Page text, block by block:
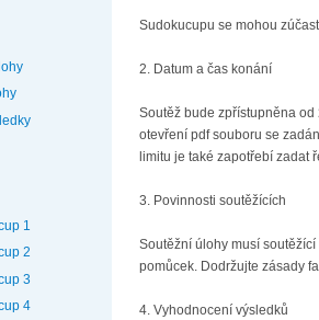
1
2
3
4
Sudokucupu se mohou
2. Datum a čas konání
Soutěž bude zpřístupněna od
otevření pdf souboru se
limitu je také zapotřebí zadat
3. Povinnosti soutěžících
Soutěžní úlohy musí
pomůcek. Dodržujte zásady
4. Vyhodnocení výsledků